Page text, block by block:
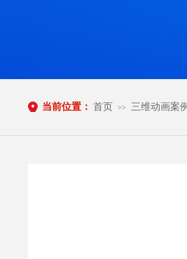
当前位置： 首页 >> 三维动画案例